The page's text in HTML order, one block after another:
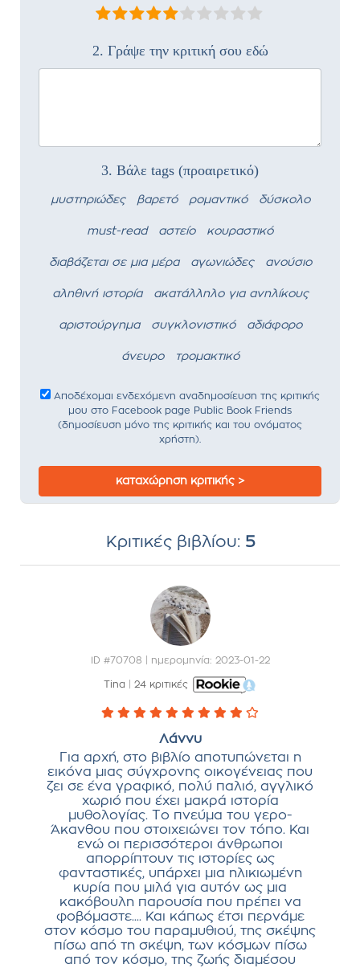
2. Γράψε την κριτική σου εδώ
3. Βάλε tags (προαιρετικό)
μυστηριώδες βαρετό ρομαντικό δύσκολο
must-read αστείο κουραστικό
διαβάζεται σε μια μέρα αγωνιώδες ανούσιο
αληθινή ιστορία ακατάλληλο για ανηλίκους
αριστούργημα συγκλονιστικό αδιάφορο
άνευρο τρομακτικό
Αποδέχομαι ενδεχόμενη αναδημοσίευση της κριτικής
μου στο Facebook page Public Book Friends
(δημοσίευση μόνο της κριτικής και του ονόματος
χρήστη).
καταχώρηση κριτικής >
Κριτικές βιβλίου: 5
ID #70708 | ημερομηνία: 2023-01-22
Tina |24 κριτικές
Λάννυ
Για αρχή, στο βιβλίο αποτυπώνεται η
εικόνα μιας σύγχρονης οικογένειας που
ζει σε ένα γραφικό, πολύ παλιό, αγγλικό
χωριό που έχει μακρά ιστορία
μυθολογίας. Το πνεύμα του γερο-
Άκανθου που στοιχειώνει τον τόπο. Και
ενώ οι περισσότεροι άνθρωποι
απορρίπτουν τις ιστορίες ως
φανταστικές, υπάρχει μια ηλικιωμένη
κυρία που μιλά για αυτόν ως μια
κακόβουλη παρουσία που πρέπει να
φοβόμαστε.... Και κάπως έτσι περνάμε
στον κόσμο του παραμυθιού, της σκέψης
πίσω από τη σκέψη, των κόσμων πίσω
από τον κόσμο, της ζωής διαμέσου